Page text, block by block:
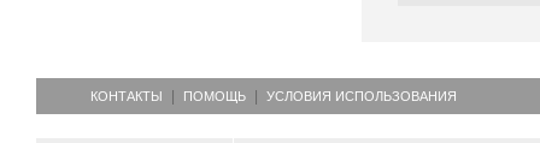
КОНТАКТЫ ПОМОЩЬ УСЛОВИЯ ИСПОЛЬЗОВАНИЯ